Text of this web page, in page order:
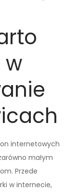
w
internetowych
małym
Przede
w internecie,